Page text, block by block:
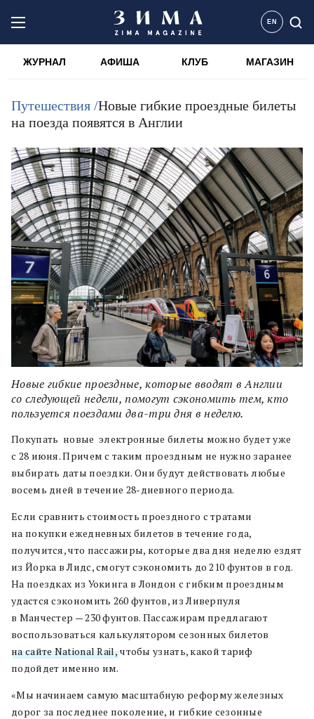
EN
ЖУРНАЛ АФИША КЛУБ МАГАЗИН
Путешествия /Новые гибкие проездные билеты
на поезда появятся в Англии
Новые гибкие проездные, которые вводят в Англии
со следующей недели, помогут сэкономить тем, кто
пользуется поездами два-три дня в неделю.
Покупать новые электронные билеты можно будет уже
с 28 июня. Причем с таким проездным не нужно заранее
выбирать даты поездки. Они будут действовать любые
восемь дней в течение 28-дневного периода.
Если сравнить стоимость проездного с тратами
на покупки ежедневных билетов в течение года,
получится, что пассажиры, которые два дня неделю ездят
из Йорка в Лидс, смогут сэкономить до 210 фунтов в год.
На поездках из Уокинга в Лондон с гибким проездным
удастся сэкономить 260 фунтов, из Ливерпуля
в Манчестер — 230 фунтов. Пассажирам предлагают
воспользоваться калькулятором сезонных билетов
на сайте National Rail,чтобы узнать, какой тариф
подойдет именно им.
«Мы начинаем самую масштабную реформу железных
дорог за последнее поколение, и гибкие сезонные